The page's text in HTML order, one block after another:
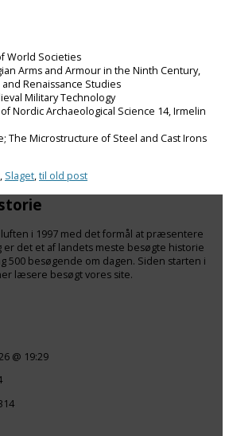
World Societies
Arms and Armour in the Ninth Century,
Renaissance Studies
Military Technology
Nordic Archaeological Science 14, Irmelin
The Microstructure of Steel and Cast Irons
, Slaget,til old post
i 1997 med det formål at præsentere
det et af landets meste besøgte historie
500 besøgende om dagen. Siden starten i
læsere besøgt vores site.
@ 19:29